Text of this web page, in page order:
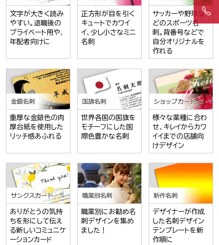
文字が大きく読み
やすい。退職後の
プライベート用や、
年配者向けに
正方形が目を引く
キュートでカワイ
イ、少し小さなミニ
名刺
サッカーや野球な
どのスポーツ名
刺。背番号などで
自分オリジナルを
作れる
重厚な金銀色の肉
厚台紙を使用した
リッチ感あふれる
世界各国の国旗を
モチーフにした国
際色豊かな名刺
様々な業種に合わ
せ、キレイからカワ
イイまでの店舗向
けデザイン
ありがとうの気持
ちを形にして伝え
る新しいコミュニケ
ーションカード
職業別にお勧め名
刺デザインを集め
ました！
デザイナーが作成
した名刺デザイン
テンプレートを新
作順に